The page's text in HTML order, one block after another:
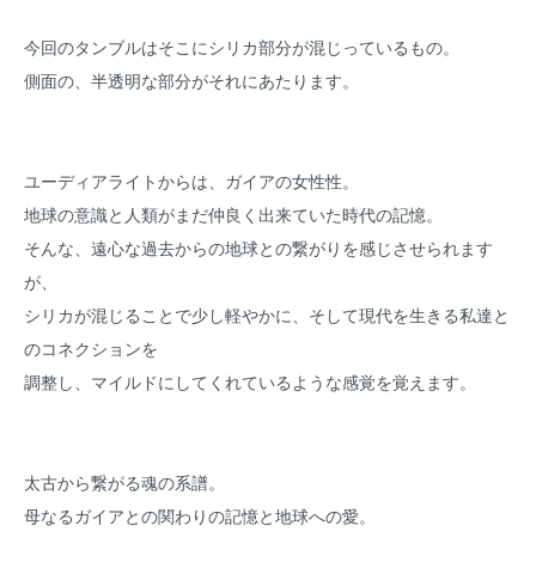
今回のタンブルはそこにシリカ部分が混じっているもの。
側面の、半透明な部分がそれにあたります。
ユーディアライトからは、ガイアの女性性。
地球の意識と人類がまだ仲良く出来ていた時代の記憶。
そんな、遠心な過去からの地球との繋がりを感じさせられます
が、
シリカが混じることで少し軽やかに、そして現代を生きる私達と
のコネクションを
調整し、マイルドにしてくれているような感覚を覚えます。
太古から繋がる魂の系譜。
母なるガイアとの関わりの記憶と地球への愛。